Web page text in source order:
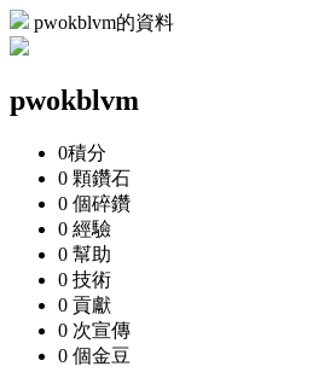
pwokblvm的資料
pwokblvm
0積分
0 顆鑽石
0 個碎鑽
0 經驗
0 幫助
0 技術
0 貢獻
0 次宣傳
0 個金豆